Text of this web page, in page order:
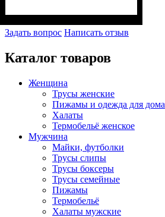
Задать вопрос Написать отзыв
Каталог товаров
Женщина
Трусы женские
Пижамы и одежда для дома
Халаты
Термобельё женское
Мужчина
Майки, футболки
Трусы слипы
Трусы боксеры
Трусы семейные
Пижамы
Термобельё
Халаты мужские